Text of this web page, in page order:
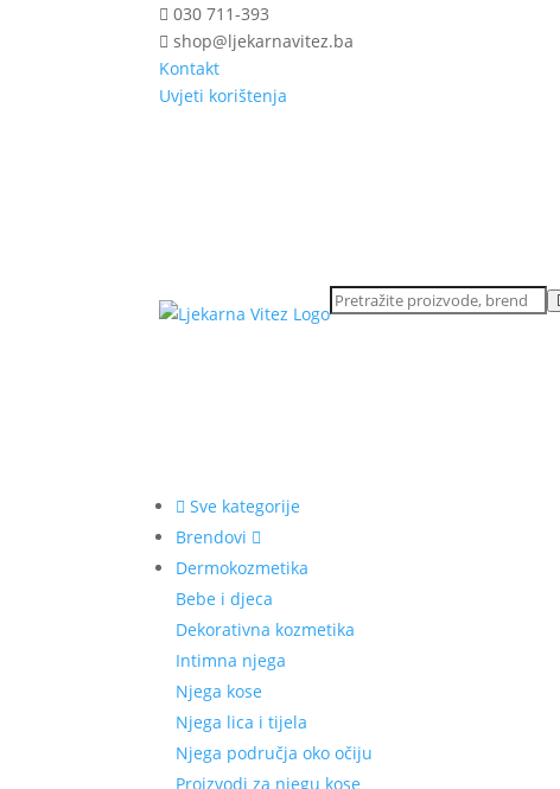
030 711-393
shop@ljekarnavitez.ba
Kontakt
Uvjeti korištenja
Sve kategorije
Brendovi
Dermokozmetika
Bebe i djeca
Dekorativna kozmetika
Intimna njega
Njega kose
Njega lica i tijela
Njega područja oko očiju
Proizvodi za njegu kose